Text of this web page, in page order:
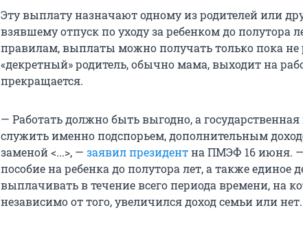
Эту выплату назначают одному из родителей или
взявшему отпуск по уходу за ребенком до полутора
правилам, выплаты можно получать только пока не
«декретный» родитель, обычно мама, выходит на
прекращается.
— Работать должно быть выгодно, а
служить именно подспорьем, дополнительным
заменой <...>, — заявил президентна ПМЭФ 16 июня.
пособие на ребенка до полутора лет, а также единое
выплачивать в течение всего периода времени, на
независимо от того, увеличился доход семьи или нет.